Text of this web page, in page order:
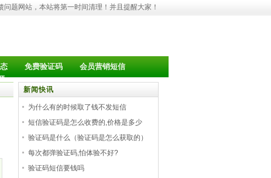
题网站，本站将第一时间清理！并且提醒大家！
免费验证码
会员营销短信
新闻快讯
为什么有的时候取了钱不发短信
短信验证码是怎么收费的,价格是多少
验证码是什么（验证码是怎么获取的）
每次都弹验证码,怕体验不好?
验证码短信要钱吗